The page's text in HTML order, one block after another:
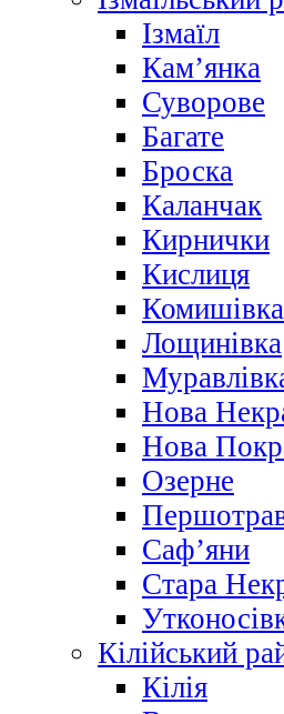
Ізмаїл
Кам’янка
Суворове
Багате
Броска
Каланчак
Кирнички
Кислиця
Комишівка
Лощинівка
Нова
Нова
Озерне
Саф’яни
Стара
Кілійський
Кілія